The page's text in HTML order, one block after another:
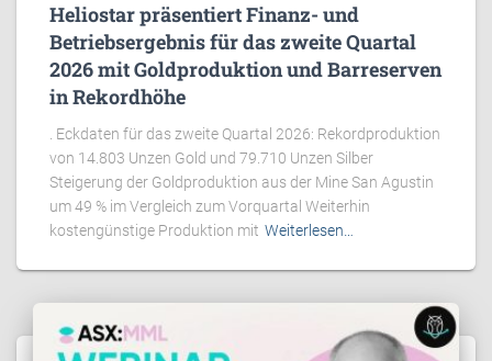
Heliostar präsentiert Finanz- und
Betriebsergebnis für das zweite Quartal
2026 mit Goldproduktion und Barreserven
in Rekordhöhe
. Eckdaten für das zweite Quartal 2026: Rekordproduktion
von 14.803 Unzen Gold und 79.710 Unzen Silber
Steigerung der Goldproduktion aus der Mine San Agustin
um 49 % im Vergleich zum Vorquartal Weiterhin
kostengünstige Produktion mit Weiterlesen…